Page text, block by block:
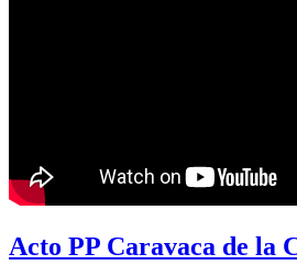
Acto PP Caravaca de la